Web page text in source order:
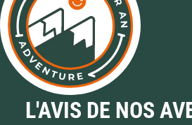
L'AVIS DE NOS